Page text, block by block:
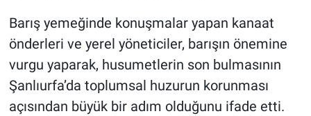
Barış yemeğinde konuşmalar yapan kanaat
önderleri ve yerel yöneticiler, barışın önemine
vurgu yaparak, husumetlerin son bulmasının
Şanlıurfa’da toplumsal huzurun korunması
açısından büyük bir adım olduğunu ifade etti.